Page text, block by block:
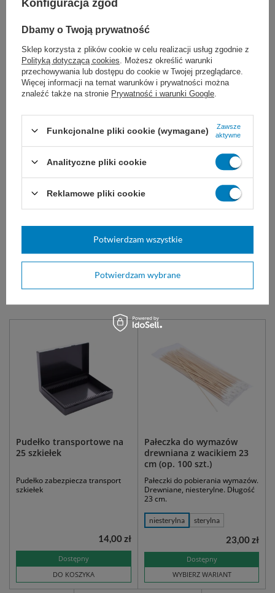
Dostępny
Pudełko transportowe na
25 szkiełek
szkiełek
Dostępny
Pudełko transportowe na
25 szkiełek
Pudełko zabezpiecza transport
szkiełek
Dostępny
DO KOSZYKA
14,00 zł
Pałeczka do wymazów
drewniana z wacikiem 23
cm (op. 100 szt.)
Pałeczki do pobierania wymazów.
Drewniane, niesterylne. Długość
23 cm.
niesterylna sterylna
Dostępny
WYBIERZ WARIANT
23,00 zł
Konfiguracja zgód
Dbamy o Twoją prywatność
Sklep korzysta z plików cookie w celu realizacji usług zgodnie z
Polityką dotyczącą cookies . Możesz określić warunki
przechowywania lub dostępu do cookie w Twojej przeglądarce.
Więcej informacji na temat warunków i prywatności można
znaleźć także na stronie Prywatność i warunki Google
Funkcjonalne pliki cookie (wymagane)
Zawsze
aktywne
Analityczne pliki cookie
Reklamowe pliki cookie
Potwierdzam wybrane
Potwierdzam wszystkie